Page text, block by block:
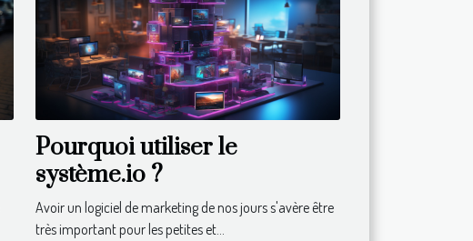
Pourquoi utiliser le
système.io ?
Avoir un logiciel de marketing de nos jours s'avère être
très important pour les petites et...